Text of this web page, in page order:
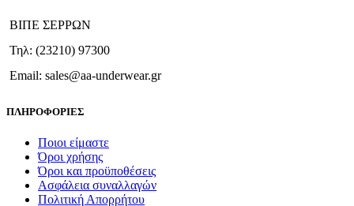
ΒΙΠΕ ΣΕΡΡΩΝ
Τηλ: (23210) 97300
Email: sales@aa-underwear.gr
ΠΛΗΡΟΦΟΡΙΕΣ
Ποιοι είμαστε
Όροι χρήσης
Όροι και προϋποθέσεις
Ασφάλεια συναλλαγών
Πολιτική Απορρήτου